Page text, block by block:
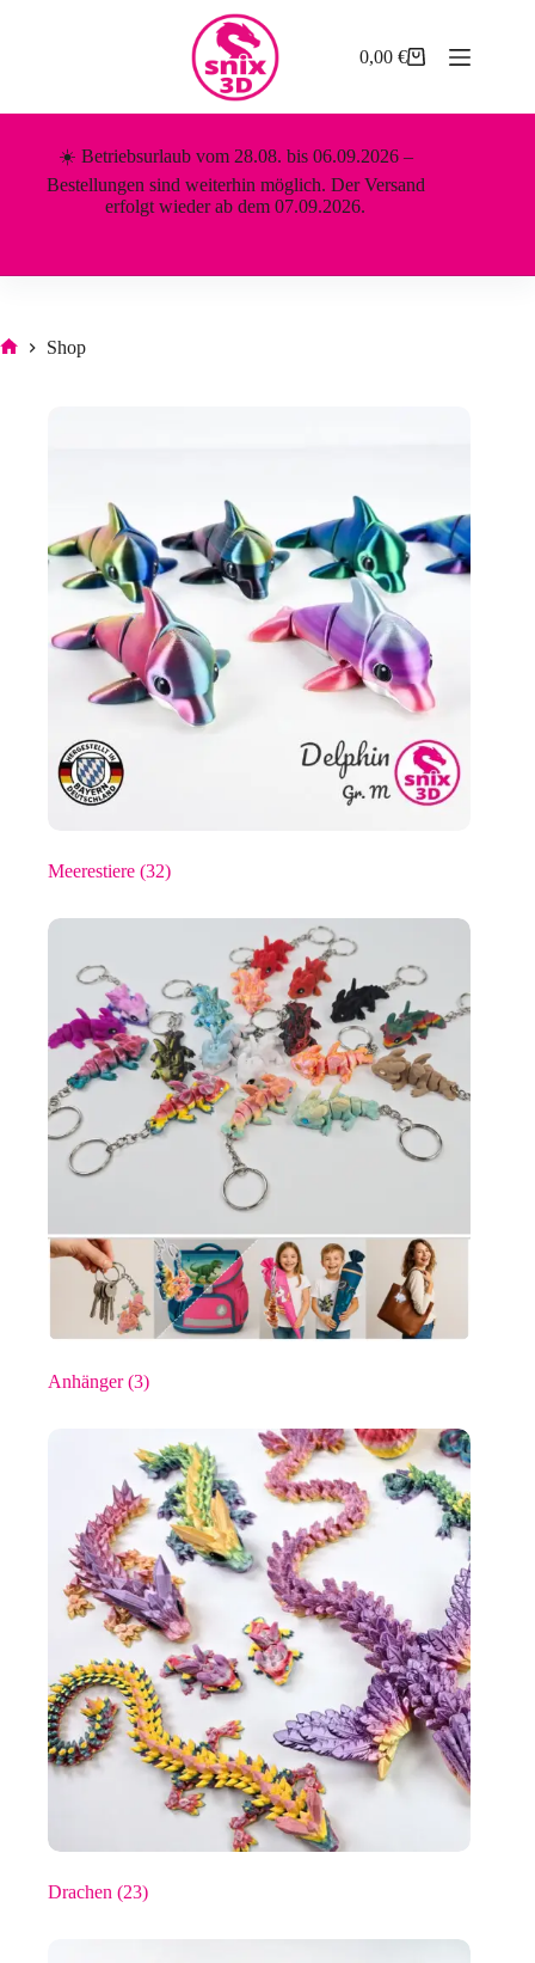
Warenkorb
0,00€
☀️ Betriebsurlaub vom 28.08. bis 06.09.2026 –
Bestellungen sind weiterhin möglich. Der Versand
erfolgt wieder ab dem 07.09.2026.
Shop
Meerestiere (32)
Anhänger(3)
Drachen (23)